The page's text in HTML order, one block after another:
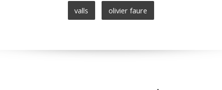
valls olivier faure